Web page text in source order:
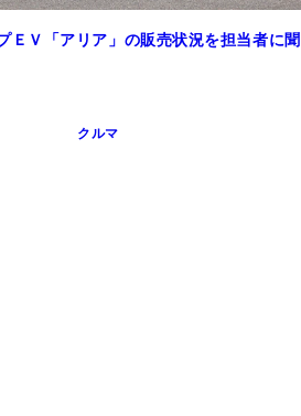
ＥＶ「アリア」の販売状況を担当者に聞
クルマ